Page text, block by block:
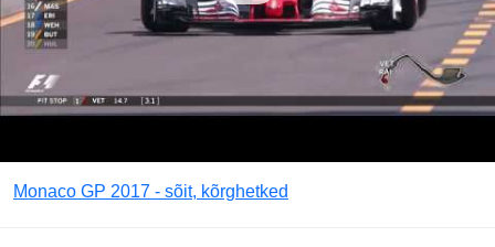
Monaco GP 2017 - sõit, kõrghetked